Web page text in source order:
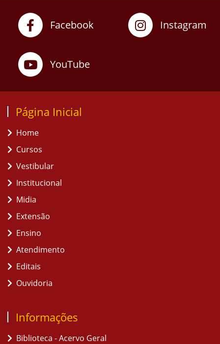
Facebook Instagram
YouTube
Página Inicial
Home
Cursos
Vestibular
Institucional
Midia
Extensão
Ensino
Atendimento
Editais
Ouvidoria
Informações
Biblioteca - Acervo Geral